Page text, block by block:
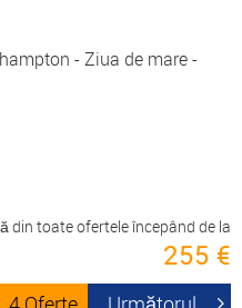
- Ziua de mare -
din toate ofertele începând de la
255 €